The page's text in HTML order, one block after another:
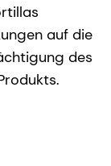
auf die
des